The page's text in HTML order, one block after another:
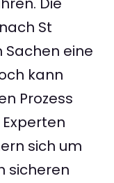
St
eine
kann
Prozess
sich um
sicheren